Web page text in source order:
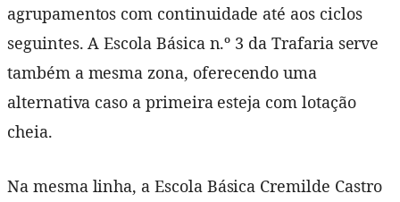
agrupamentos com continuidade até aos ciclos
seguintes. A Escola Básica n.º 3 da Trafaria serve
também a mesma zona, oferecendo uma
alternativa caso a primeira esteja com lotação
cheia.
Na mesma linha, a Escola Básica Cremilde Castro